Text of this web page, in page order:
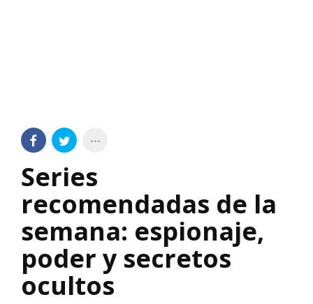
Series
recomendadas de la
semana: espionaje,
poder y secretos
ocultos